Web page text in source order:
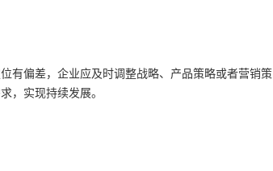
有偏差，企业应及时调整战略、产品策略或者营销策
，实现持续发展。